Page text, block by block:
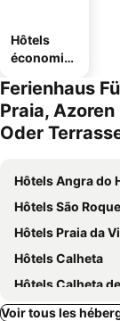
Hôtels
économiq
Ferienhaus
Praia,
Oder
Hôtels Angra do
Hôtels São
Hôtels Praia da
Hôtels Calheta
Hôtels Calheta
Voir tous les